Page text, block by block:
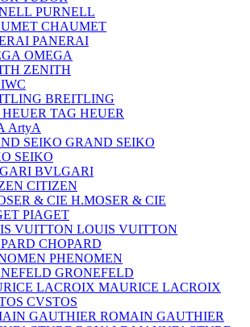
PURNELL
CHAUMET
PANERAI
OMEGA
ZENITH
IWC
BREITLING
TAG HEUER
ArtyA
GRAND SEIKO
SEIKO
BVLGARI
CITIZEN
H.MOSER & CIE
PIAGET
LOUIS VUITTON
CHOPARD
PHENOMEN
GRONEFELD
MAURICE LACROIX
CVSTOS
ROMAIN GAUTHIER